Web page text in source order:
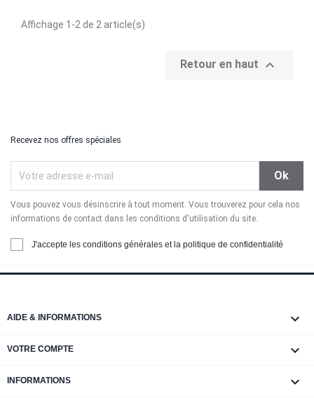
Affichage 1-2 de 2 article(s)
Retour en haut 
Recevez nos offres spéciales
Vous pouvez vous désinscrire à tout moment. Vous trouverez pour cela nos
informations de contact dans les conditions d'utilisation du site.
J'accepte les conditions générales et la politique de confidentialité
AIDE & INFORMATIONS 
VOTRE COMPTE 
INFORMATIONS keyboard_arrow_down